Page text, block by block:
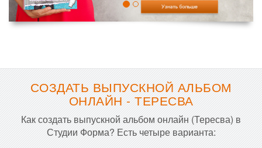
СОЗДАТЬ ВЫПУСКНОЙ АЛЬБОМ
ОНЛАЙН - ТЕРЕСВА
Как создать выпускной альбом онлайн (Тересва) в
Студии Форма? Есть четыре варианта: